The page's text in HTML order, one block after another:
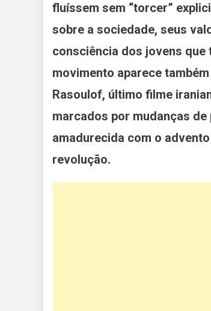
fluíssem sem “torcer”
sobre a sociedade, seus
consciência dos jovens
movimento aparece
Rasoulof, último filme
marcados por mudanças
amadurecida com o
revolução.